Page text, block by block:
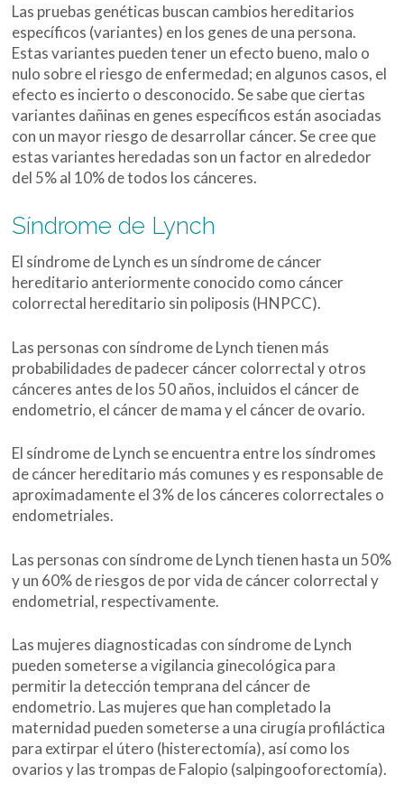
Las pruebas genéticas buscan cambios hereditarios
específicos (variantes) en los genes de una persona.
Estas variantes pueden tener un efecto bueno, malo o
nulo sobre el riesgo de enfermedad; en algunos casos, el
efecto es incierto o desconocido. Se sabe que ciertas
variantes dañinas en genes específicos están asociadas
con un mayor riesgo de desarrollar cáncer. Se cree que
estas variantes heredadas son un factor en alrededor
del 5% al 10% de todos los cánceres.
Síndrome de Lynch
El síndrome de Lynch es un síndrome de cáncer
hereditario anteriormente conocido como cáncer
colorrectal hereditario sin poliposis (HNPCC).
Las personas con síndrome de Lynch tienen más
probabilidades de padecer cáncer colorrectal y otros
cánceres antes de los 50 años, incluidos el cáncer de
endometrio, el cáncer de mama y el cáncer de ovario.
El síndrome de Lynch se encuentra entre los síndromes
de cáncer hereditario más comunes y es responsable de
aproximadamente el 3% de los cánceres colorrectales o
endometriales.
Las personas con síndrome de Lynch tienen hasta un 50%
y un 60% de riesgos de por vida de cáncer colorrectal y
endometrial, respectivamente.
Las mujeres diagnosticadas con síndrome de Lynch
pueden someterse a vigilancia ginecológica para
permitir la detección temprana del cáncer de
endometrio. Las mujeres que han completado la
maternidad pueden someterse a una cirugía profiláctica
para extirpar el útero (histerectomía), así como los
ovarios y las trompas de Falopio (salpingooforectomía).